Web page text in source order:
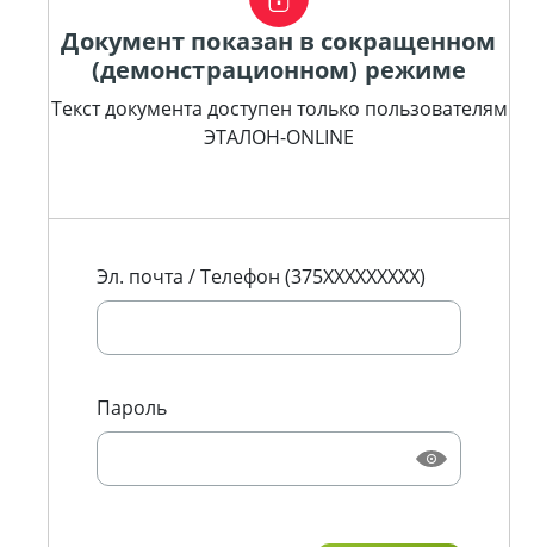
Документ показан в сокращенном
(демонстрационном) режиме
Текст документа доступен только пользователям
ЭТАЛОН-ONLINE
Эл. почта / Телефон (375XXXXXXXXX)
Пароль